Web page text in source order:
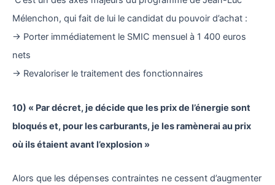
Mélenchon, qui fait de lui le candidat du pouvoir d’achat :
→ Porter immédiatement le SMIC mensuel à 1 400 euros
nets
→ Revaloriser le traitement des fonctionnaires
10) « Par décret, je décide que les prix de l’énergie sont
bloqués et, pour les carburants, je les ramènerai au prix
où ils étaient avant l’explosion »
Alors que les dépenses contraintes ne cessent d’augmenter